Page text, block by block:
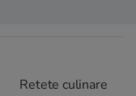
Retete culinare